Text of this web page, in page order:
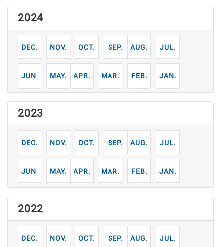
2024
12月 11月 10月 9月 8月 7月
6月 5月 4月 3月 2月 1月
2023
12月 11月 10月 9月 8月 7月
6月 5月 4月 3月 2月 1月
2022
12月 11月 10月 9月 8月 7月